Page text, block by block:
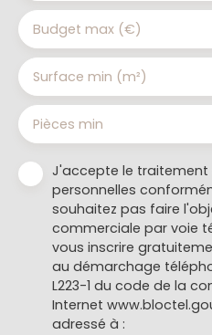
Budget max (€)
Surface min (m²)
Pièces min
J'accepte le traitement
personnelles
souhaitez pas faire
commerciale par voie
vous inscrire
au démarchage
L223-1 du code de la
Internet
adressé à :